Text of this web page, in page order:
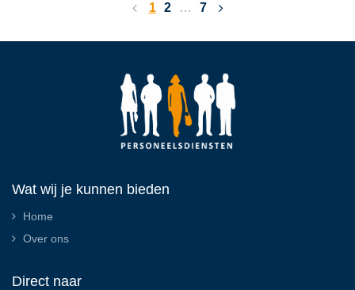
1 2 … 7
Wat wij je kunnen bieden
Home
Over ons
Direct naar